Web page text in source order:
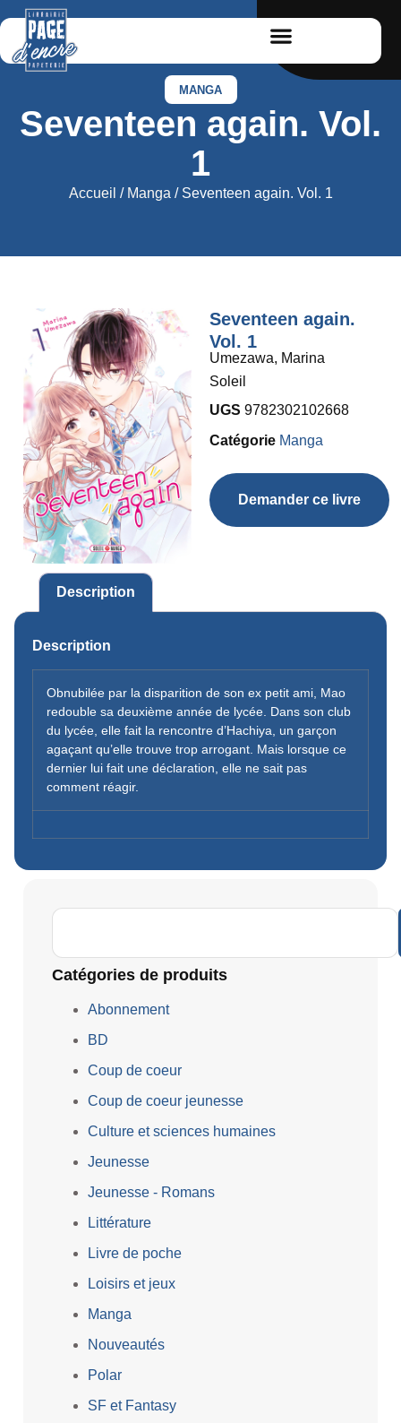
MANGA
Seventeen again. Vol.
1
Accueil / Manga / Seventeen again. Vol. 1
Seventeen again.
Vol. 1
Umezawa, Marina
Soleil
UGS 9782302102668
Catégorie Manga
Demander ce livre
Description
Description
Obnubilée par la disparition de son ex petit ami, Mao
redouble sa deuxième année de lycée. Dans son club
du lycée, elle fait la rencontre d’Hachiya, un garçon
agaçant qu’elle trouve trop arrogant. Mais lorsque ce
dernier lui fait une déclaration, elle ne sait pas
comment réagir.
Catégories de produits
Abonnement
BD
Coup de coeur
Coup de coeur jeunesse
Culture et sciences humaines
Jeunesse
Jeunesse - Romans
Littérature
Livre de poche
Loisirs et jeux
Manga
Nouveautés
Polar
SF et Fantasy